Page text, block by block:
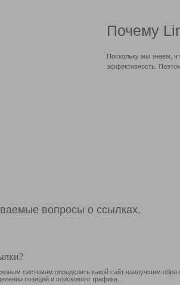
Почему
Поскольку мы знаем,
эффективность.
вопросы о ссылках.
системам определить какой сайт наилучшим
позиций и поискового трафика.